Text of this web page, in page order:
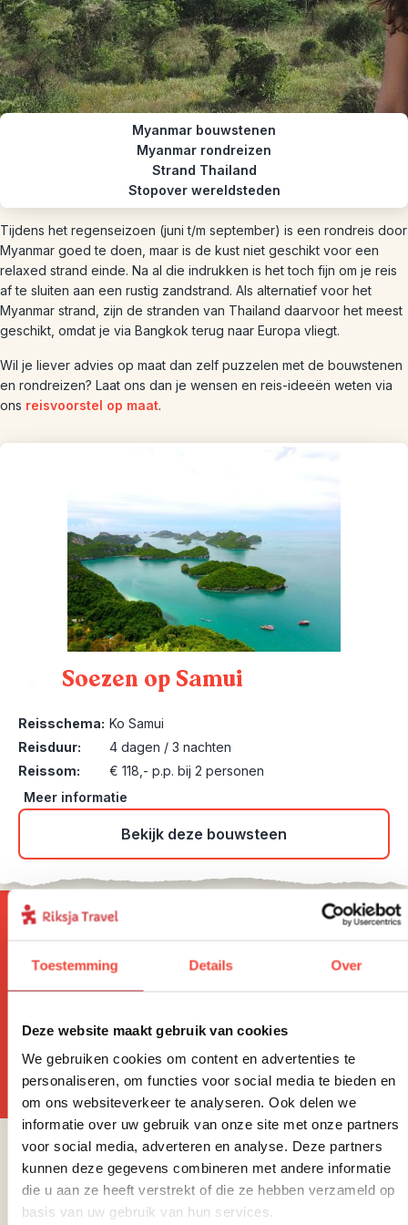
Toestemming Details Over
Deze website maakt gebruik van cookies
We gebruiken cookies om content en advertenties te
personaliseren, om functies voor social media te bieden en
om ons websiteverkeer te analyseren. Ook delen we
informatie over uw gebruik van onze site met onze partners
voor social media, adverteren en analyse. Deze partners
kunnen deze gegevens combineren met andere informatie
die u aan ze heeft verstrekt of die ze hebben verzameld op
basis van uw gebruik van hun services.
Myanmar bouwstenen
Myanmar rondreizen
Strand Thailand
Stopover wereldsteden
Tijdens het regenseizoen (juni t/m september) is een rondreis door
Myanmar goed te doen, maar is de kust niet geschikt voor een
relaxed strand einde. Na al die indrukken is het toch fijn om je reis
af te sluiten aan een rustig zandstrand. Als alternatief voor het
Myanmar strand, zijn de stranden van Thailand daarvoor het meest
geschikt, omdat je via Bangkok terug naar Europa vliegt.
Wil je liever advies op maat dan zelf puzzelen met de bouwstenen
en rondreizen? Laat ons dan je wensen en reis-ideeën weten via
ons reisvoorstel op maat.
Soezen op Samui
Reisschema: Ko Samui
Reisduur:
4 dagen / 3 nachten
Reissom:
€ 118,- p.p. bij 2 personen
Meer informatie
Bekijk deze bouwsteen
Wil jij altijd als eerste op de
hoogte zijn van onze Riksja
Reisnieuwtjes?
Sparren of heb je vragen?